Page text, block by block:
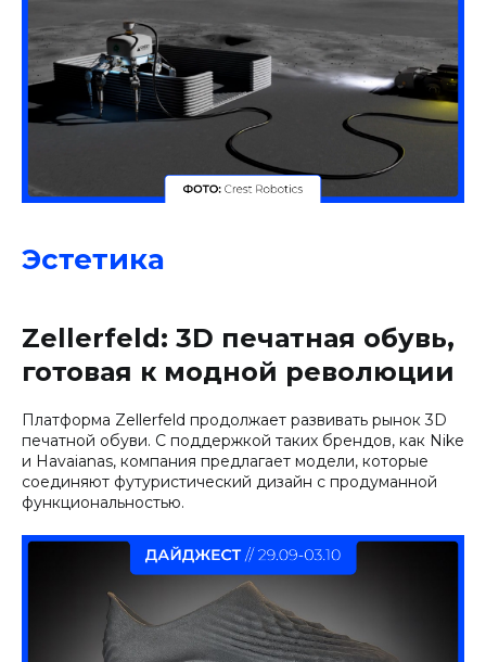
Эстетика
Zellerfeld: 3D печатная обувь,
готовая к модной революции
Платформа Zellerfeld продолжает развивать рынок 3D
печатной обуви. С поддержкой таких брендов, как Nike
и Havaianas, компания предлагает модели, которые
соединяют футуристический дизайн с продуманной
функциональностью.